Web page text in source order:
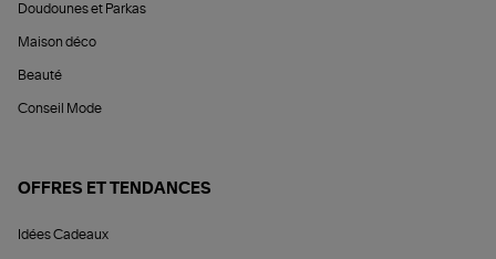
Doudounes et Parkas
Maison déco
Beauté
Conseil Mode
OFFRES ET TENDANCES
Idées Cadeaux